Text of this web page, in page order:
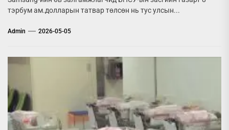
тэрбум ам.долларын татвар төлсөн нь тус улсын...
Admin 2026-05-05